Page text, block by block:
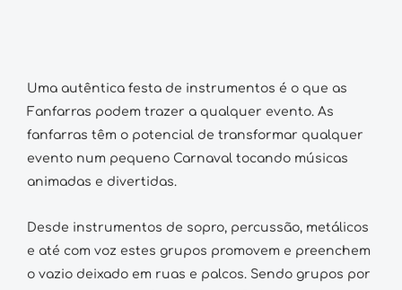
Uma autêntica festa de instrumentos é o que as
Fanfarras podem trazer a qualquer evento. As
fanfarras têm o potencial de transformar qualquer
evento num pequeno Carnaval tocando músicas
animadas e divertidas.
Desde instrumentos de sopro, percussão, metálicos
e até com voz estes grupos promovem e preenchem
o vazio deixado em ruas e palcos. Sendo grupos por